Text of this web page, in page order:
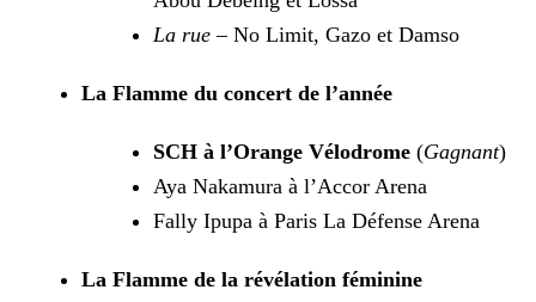
La rue – No Limit, Gazo et Damso
La Flamme du concert de l’année
SCH à l’Orange Vélodrome (Gagnant)
Aya Nakamura à l’Accor Arena
Fally Ipupa à Paris La Défense Arena
La Flamme de la révélation féminine